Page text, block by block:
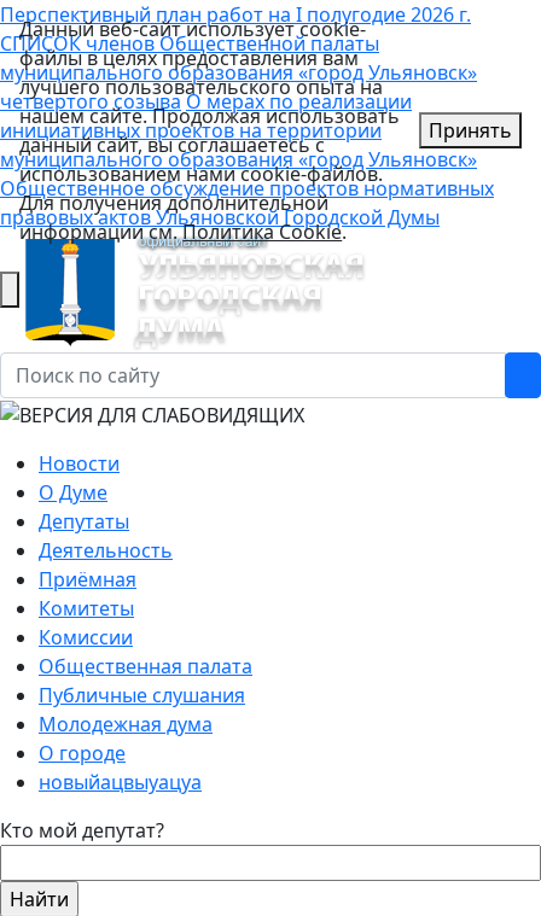
Перспективный план работ на I полугодие 2026 г.
СПИСОК членов Общественной палаты
муниципального образования «город Ульяновск»
четвертого созываО мерах по реализации
инициативных проектов на территории
муниципального образования «город Ульяновск»
Общественное обсуждение проектов нормативных
правовых актов Ульяновской Городской Думы
Новости
О Думе
Депутаты
Деятельность
Приёмная
Комитеты
Комиссии
Общественная палата
Публичные слушания
Молодежная дума
О городе
новыйацвыуацуа
Кто мой депутат?
Данный веб-сайт использует cookie-
файлы в целях предоставления вам
лучшего пользовательского опыта на
нашем сайте. Продолжая использовать
данный сайт, вы соглашаетесь с
использованием нами cookie-файлов.
Для получения дополнительной
информации см.Политика Cookie.
Принять